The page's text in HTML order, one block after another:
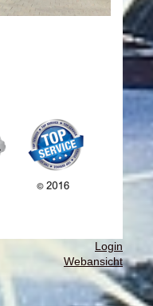
Login
Webansicht